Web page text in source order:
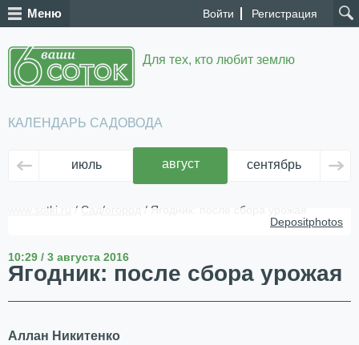
Войти Регистрация
Меню
Для тех, кто любит землю
КАЛЕНДАРЬ САДОВОДА
июль август сентябрь
www.sotki.ru / Сад/огород
/ Ягодник: после сбора урожая
Depositphotos
10:29 / 3 августа 2016
Ягодник: после сбора урожая
Аллан Никитенко